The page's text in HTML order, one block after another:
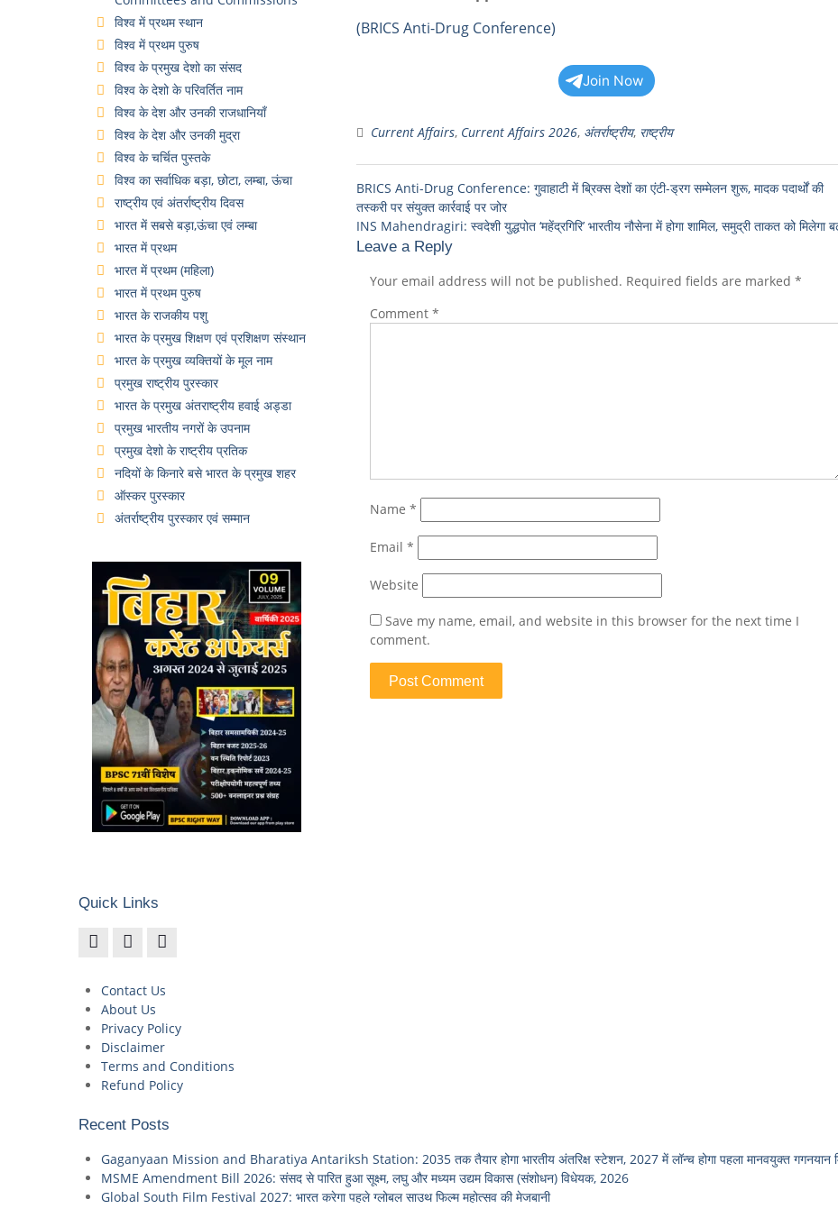
(BRICS Anti-Drug Conference)
Join Now
Current Affairs, Current Affairs 2026, अंतर्राष्ट्रीय, राष्ट्रीय
BRICS Anti-Drug Conference: गुवाहाटी में ब्रिक्स देशों का एंटी-ड्रग सम्मेलन शुरू, मादक पदार्थों की
तस्करी पर संयुक्त कार्रवाई पर जोर
INS Mahendragiri: स्वदेशी युद्धपोत ‘महेंद्रगिरि’ भारतीय नौसेना में होगा शामिल, समुद्री ताकत को मिलेगा
Leave a Reply
Your email address will not be published. Required fields are marked *
Comment *
Name *
Email *
Website
Save my name, email, and website in this browser for the next time I
comment.
विश्व में प्रथम स्थान
विश्व में प्रथम पुरुष
विश्व के प्रमुख देशो का संसद
विश्व के देशो के परिवर्तित नाम
विश्व के देश और उनकी राजधानियाँ
विश्व के देश और उनकी मुद्रा
विश्व के चर्चित पुस्तके
विश्व का सर्वाधिक बड़ा, छोटा, लम्बा, ऊंचा
राष्ट्रीय एवं अंतर्राष्ट्रीय दिवस
भारत में सबसे बड़ा,ऊंचा एवं लम्बा
भारत में प्रथम
भारत में प्रथम (महिला)
भारत में प्रथम पुरुष
भारत के राजकीय पशु
भारत के प्रमुख शिक्षण एवं प्रशिक्षण संस्थान
भारत के प्रमुख व्यक्तियों के मूल नाम
प्रमुख राष्ट्रीय पुरस्कार
भारत के प्रमुख अंतराष्ट्रीय हवाई अड्डा
प्रमुख भारतीय नगरों के उपनाम
प्रमुख देशो के राष्ट्रीय प्रतिक
नदियों के किनारे बसे भारत के प्रमुख शहर
ऑस्कर पुरस्कार
अंतर्राष्ट्रीय पुरस्कार एवं सम्मान
Quick Links
Contact Us
About Us
Privacy Policy
Disclaimer
Terms and Conditions
Refund Policy
Recent Posts
Gaganyaan Mission and Bharatiya Antariksh Station: 2035 तक तैयार होगा भारतीय अंतरिक्ष स्टेशन, 2027 में लॉन्च होगा पहला मानवयुक्त गगनयान
MSME Amendment Bill 2026: संसद से पारित हुआ सूक्ष्म, लघु और मध्यम उद्यम विकास (संशोधन) विधेयक, 2026
Global South Film Festival 2027: भारत करेगा पहले ग्लोबल साउथ फिल्म महोत्सव की मेजबानी